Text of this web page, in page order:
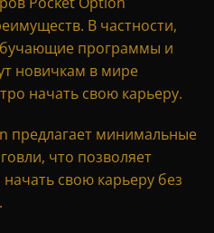
В частности,
программы и
новичкам в мире
начать свою карьеру.
предлагает минимальные
что позволяет
свою карьеру без